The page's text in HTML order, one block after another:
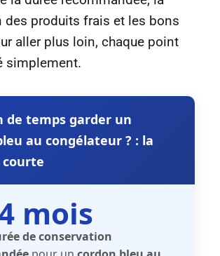
des produits frais et les bons
aller plus loin, chaque point
simplement.
de temps garder un
au congélateur ? : la
courte
mois
de conservation